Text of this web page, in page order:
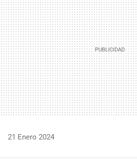
21 Enero 2024